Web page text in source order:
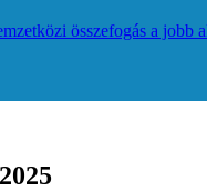
összefogás a jobb
2025